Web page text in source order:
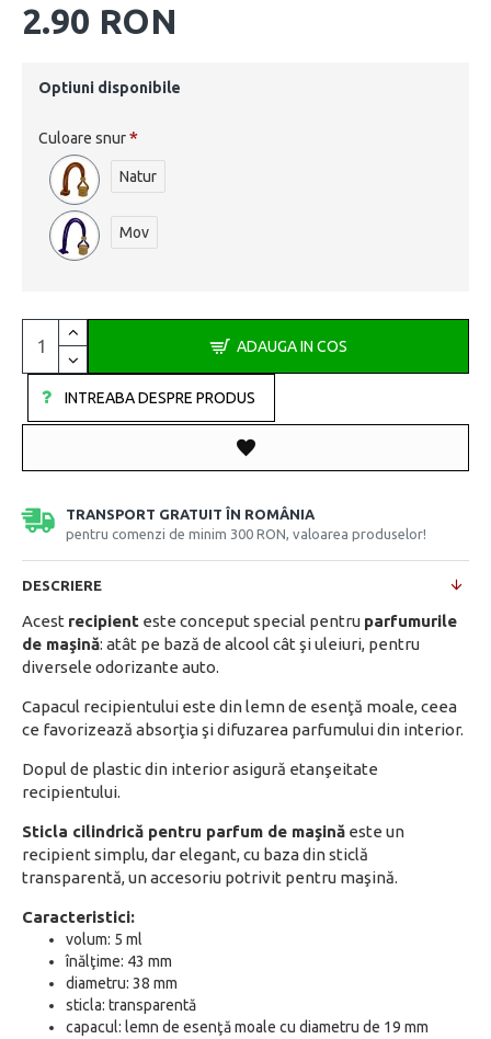
2.90 RON
Optiuni disponibile
Culoare snur
Natur
Mov
ADAUGA IN COS
INTREABA DESPRE PRODUS
TRANSPORT GRATUIT ÎN ROMÂNIA
pentru comenzi de minim 300 RON, valoarea produselor!
DESCRIERE
Acest recipient este conceput special pentru parfumurile
de maşină: atât pe bază de alcool cât şi uleiuri, pentru
diversele odorizante auto.
Capacul recipientului este din lemn de esenţă moale, ceea
ce favorizează absorţia şi difuzarea parfumului din interior.
Dopul de plastic din interior asigură etanşeitate
recipientului.
Sticla cilindrică pentru parfum de maşină este un
recipient simplu, dar elegant, cu baza din sticlă
transparentă, un accesoriu potrivit pentru maşină.
Caracteristici:
volum: 5 ml
înălţime: 43 mm
diametru: 38 mm
sticla: transparentă
capacul: lemn de esenţă moale cu diametru de 19 mm